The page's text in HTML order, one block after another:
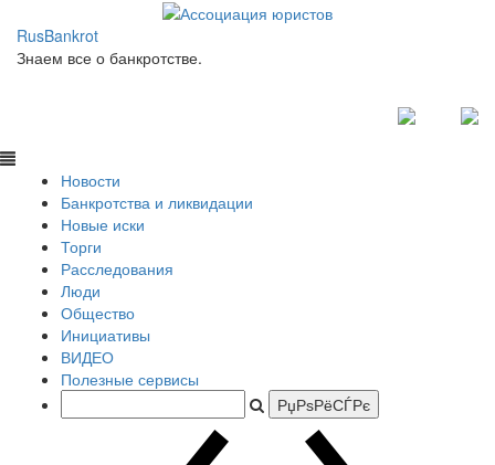
RusBankrot
Знаем все о банкротстве.
Новости
Банкротства и ликвидации
Новые иски
Торги
Расследования
Люди
Общество
Инициативы
ВИДЕО
Полезные сервисы